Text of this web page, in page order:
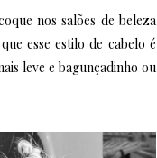
nos salões de beleza
esse estilo de cabelo é
leve e bagunçadinho ou